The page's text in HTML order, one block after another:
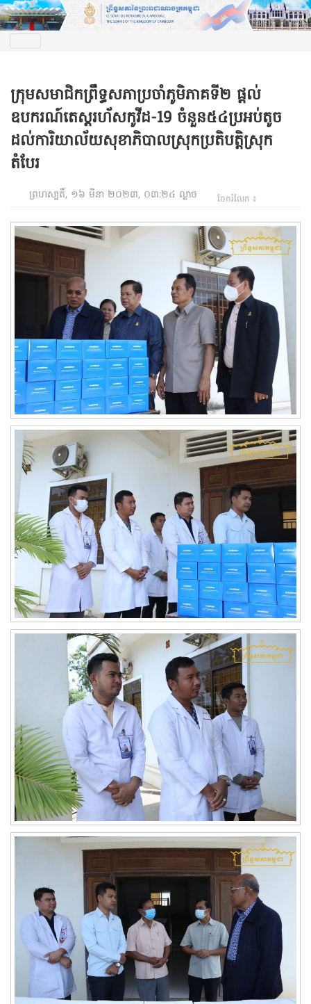
ក្រុមសមាជិកព្រឹទ្ធសភាប្រចាំភូមិភាគទី២ ផ្តល់
ឧបករណ៍តេស្តរហ័សកូវីដ-19 ចំនួន៥៤ប្រអប់តូច
ដល់ការិយាល័យសុខាភិបាលស្រុកប្រតិបត្តិស្រុក
តំបែរ
ព្រហស្បតិ៍, ១៦ មីនា ២០២៣, ០៣:២៤ ល្ងាច ចែករំលែក ៖